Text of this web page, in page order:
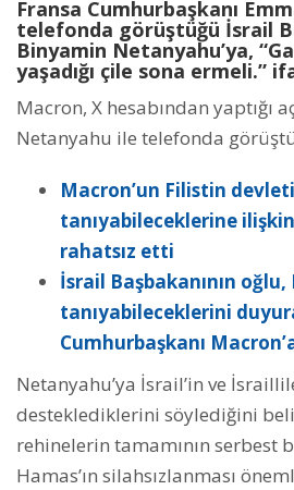
Fransa Cumhurbaşkanı
telefonda görüştüğü İsrail
Binyamin Netanyahu’ya,
yaşadığı çile sona ermeli.”
Macron, X hesabından yaptığı
Netanyahu ile telefonda
Macron’un Filistin
tanıyabileceklerine ilişkin
rahatsız etti
İsrail Başbakanının oğlu,
tanıyabileceklerini
Cumhurbaşkanı
Netanyahu’ya İsrail’in ve
desteklediklerini söylediğini
rehinelerin tamamının serbest
Hamas’ın silahsızlanması